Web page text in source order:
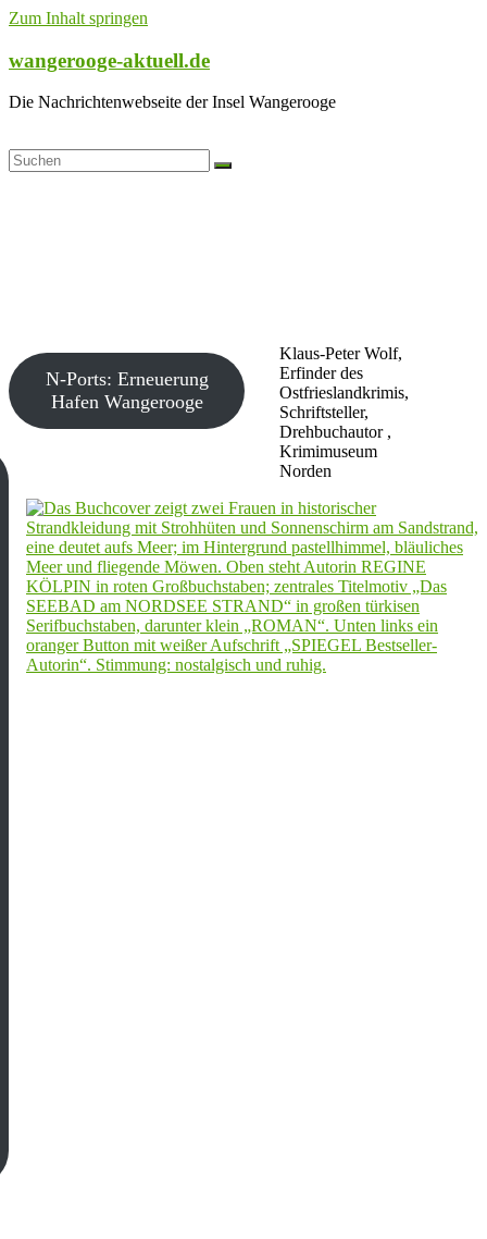
Zum Inhalt springen
wangerooge-aktuell.de
Die Nachrichtenwebseite der Insel Wangerooge
Klaus-Peter Wolf,
Erfinder des
Ostfrieslandkrimis,
Schriftsteller,
Drehbuchautor ,
Krimimuseum
Norden
N-Ports: Erneuerung
Hafen Wangerooge